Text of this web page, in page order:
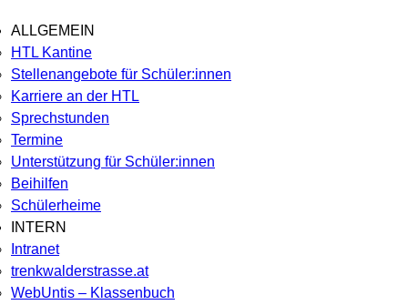
ALLGEMEIN
HTL Kantine
Stellenangebote für Schüler:innen
Karriere an der HTL
Sprechstunden
Termine
Unterstützung für Schüler:innen
Beihilfen
Schülerheime
INTERN
Intranet
trenkwalderstrasse.at
WebUntis – Klassenbuch